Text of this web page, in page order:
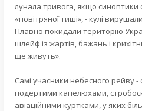
лунала тривога, якщо синоптики
«повітряної тиші», - кулі
Плавно покидали територію
шлейф із жартів, бажань і
ще живуть».
Самі учасники небесного рейву -
подертими капелюхами,
авіаційними куртками, у яких